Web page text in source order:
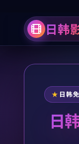
日韩
日韩
日